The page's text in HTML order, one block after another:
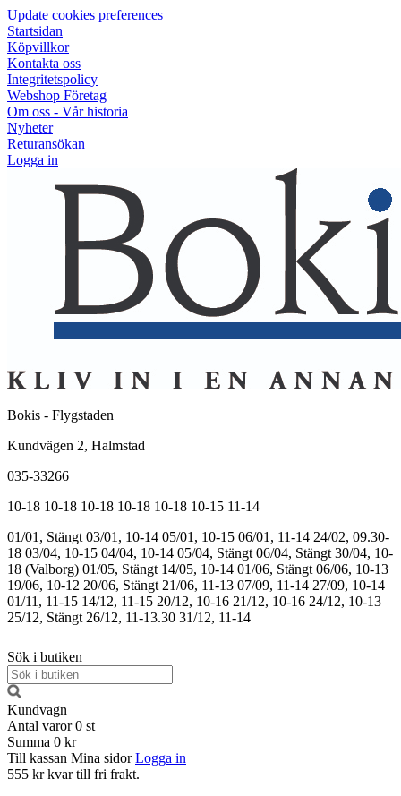
Update cookies preferences
Startsidan
Köpvillkor
Kontakta oss
Integritetspolicy
Webshop Företag
Om oss - Vår historia
Nyheter
Returansökan
Logga in
Bokis - Flygstaden
Kundvägen 2, Halmstad
035-33266
10-18 10-18 10-18 10-18 10-18 10-15 11-14
01/01, Stängt 03/01, 10-14 05/01, 10-15 06/01, 11-14 24/02, 09.30-
18 03/04, 10-15 04/04, 10-14 05/04, Stängt 06/04, Stängt 30/04, 10-
18 (Valborg) 01/05, Stängt 14/05, 10-14 01/06, Stängt 06/06, 10-13
19/06, 10-12 20/06, Stängt 21/06, 11-13 07/09, 11-14 27/09, 10-14
01/11, 11-15 14/12, 11-15 20/12, 10-16 21/12, 10-16 24/12, 10-13
25/12, Stängt 26/12, 11-13.30 31/12, 11-14
Sök i butiken
Kundvagn
Antal varor 0 st
Summa 0 kr
Till kassan Mina sidor Logga in
555 kr kvar till fri frakt.